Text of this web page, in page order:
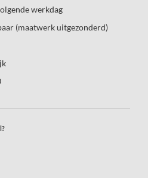
werkdag
(maatwerk uitgezonderd)